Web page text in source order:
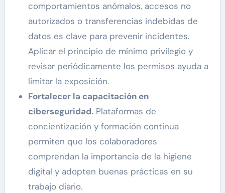
comportamientos anómalos, accesos no
autorizados o transferencias indebidas de
datos es clave para prevenir incidentes.
Aplicar el principio de mínimo privilegio y
revisar periódicamente los permisos ayuda a
limitar la exposición.
Fortalecer la capacitación en
ciberseguridad.Plataformas de
concientización y formación continua
permiten que los colaboradores
comprendan la importancia de la higiene
digital y adopten buenas prácticas en su
trabajo diario.